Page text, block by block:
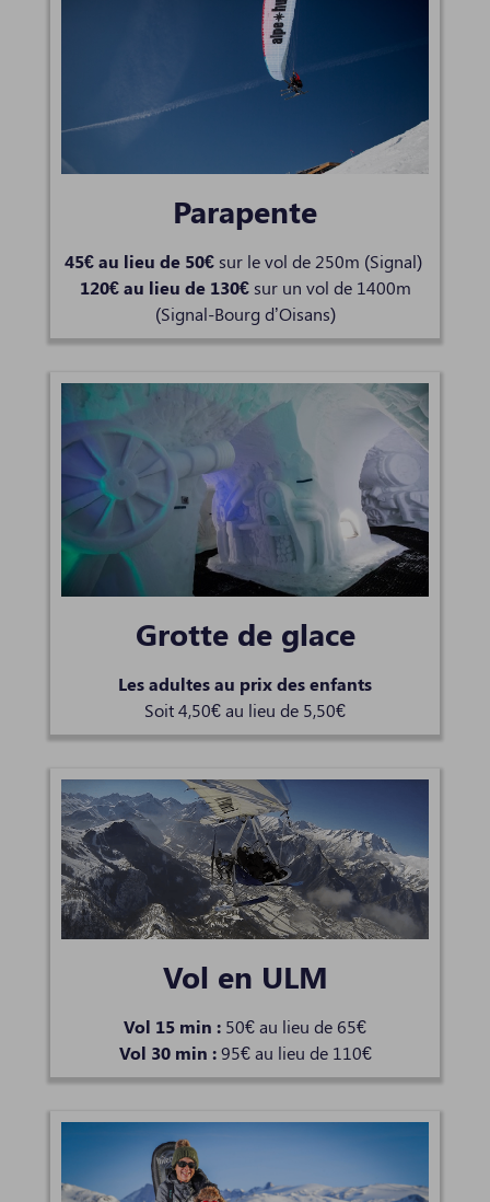
Parapente
45€ au lieu de 50€sur le vol de 250m (Signal)
120€ au lieu de 130€sur un vol de 1400m
(Signal-Bourg d’Oisans)
Grotte de glace
Les adultes au prix des enfants
Soit 4,50€ au lieu de 5,50€
Vol en ULM
Vol 15 min : 50€ au lieu de 65€
Vol 30 min :95€ au lieu de 110€